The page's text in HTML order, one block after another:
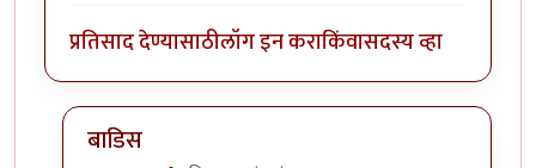
प्रतिसाद देण्यासाठीलॉग इन कराकिंवासदस्य व्हा
बाडिस